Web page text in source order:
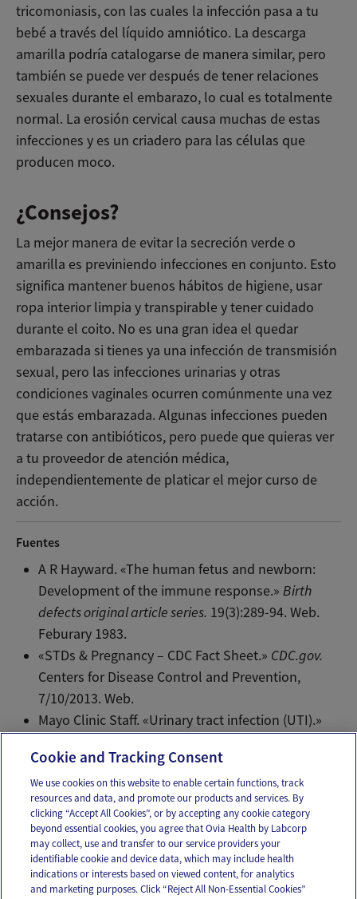
tricomoniasis, con las cuales la infección pasa a tu
bebé a través del líquido amniótico. La descarga
amarilla podría catalogarse de manera similar, pero
también se puede ver después de tener relaciones
sexuales durante el embarazo, lo cual es totalmente
normal. La erosión cervical causa muchas de estas
infecciones y es un criadero para las células que
producen moco.
¿Consejos?
La mejor manera de evitar la secreción verde o
amarilla es previniendo infecciones en conjunto. Esto
significa mantener buenos hábitos de higiene, usar
ropa interior limpia y transpirable y tener cuidado
durante el coito. No es una gran idea el quedar
embarazada si tienes ya una infección de transmisión
sexual, pero las infecciones urinarias y otras
condiciones vaginales ocurren comúnmente una vez
que estás embarazada. Algunas infecciones pueden
tratarse con antibióticos, pero puede que quieras ver
a tu proveedor de atención médica,
independientemente de platicar el mejor curso de
acción.
Fuentes
A R Hayward. «The human fetus and newborn:
Development of the immune response.»Birth
defects original article series. 19(3):289-94. Web.
Feburary 1983.
«STDs & Pregnancy – CDC Fact Sheet.» CDC.gov.
Centers for Disease Control and Prevention,
7/10/2013. Web.
Mayo Clinic Staff. «Urinary tract infection (UTI).»
Email Text
OUR APPS
Cookie and Tracking Consent
We use cookies on this website to enable certain functions, track
resources and data, and promote our products and services. By
clicking “Accept All Cookies”, or by accepting any cookie category
beyond essential cookies, you agree that Ovia Health by Labcorp
may collect, use and transfer to our service providers your
identifiable cookie and device data, which may include health
indications or interests based on viewed content, for analytics
and marketing purposes. Click “Reject All Non-Essential Cookies”